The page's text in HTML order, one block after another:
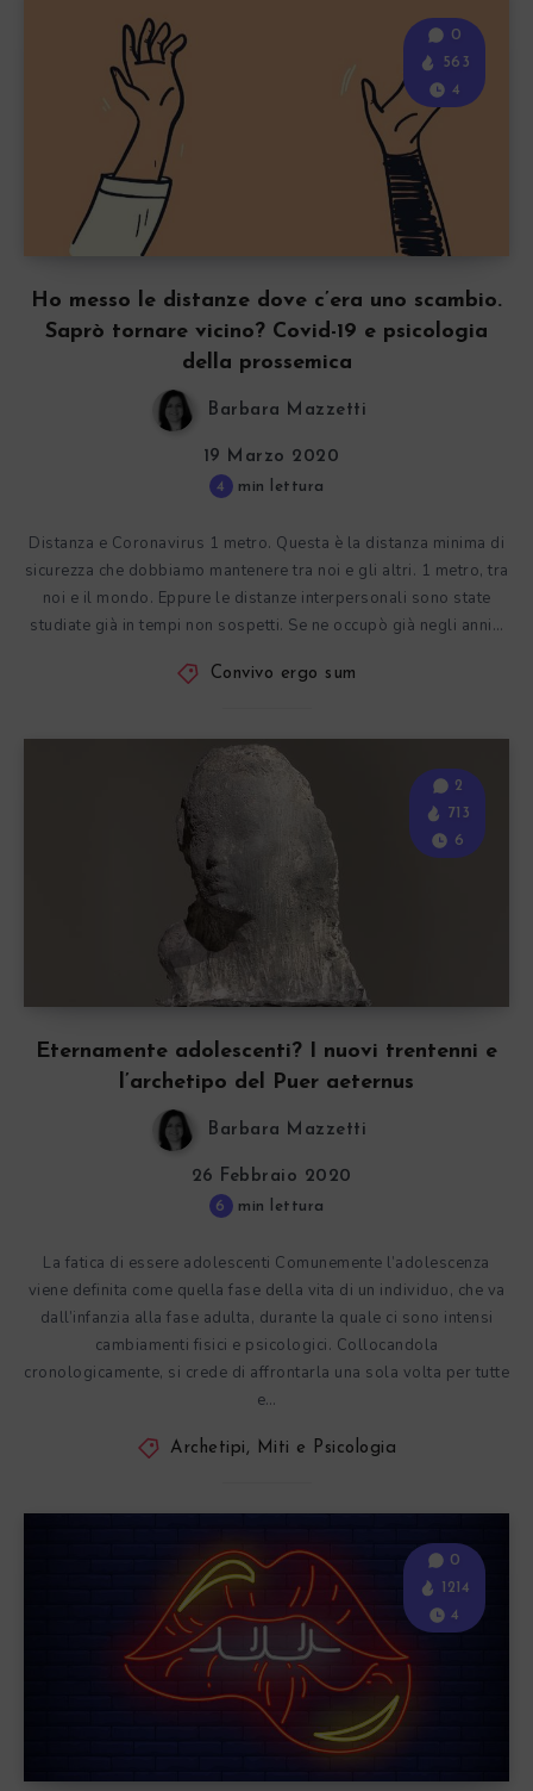
Ho messo le distanze dove c’era uno scambio.
Saprò tornare vicino? Covid-19 e psicologia
della prossemica
0
563
4
Barbara Mazzetti
19 Marzo 2020
4 min lettura
Distanza e Coronavirus 1 metro. Questa è la distanza minima di
sicurezza che dobbiamo mantenere tra noi e gli altri. 1 metro, tra
noi e il mondo. Eppure le distanze interpersonali sono state
studiate già in tempi non sospetti. Se ne occupò già negli anni…
Convivo ergo sum
Eternamente adolescenti? I nuovi trentenni e
l’archetipo del Puer aeternus
2
713
6
Barbara Mazzetti
26 Febbraio 2020
6 min lettura
La fatica di essere adolescenti Comunemente l’adolescenza
viene definita come quella fase della vita di un individuo, che va
dall’infanzia alla fase adulta, durante la quale ci sono intensi
cambiamenti fisici e psicologici. Collocandola
cronologicamente, si crede di affrontarla una sola volta per tutte
e…
Archetipi, Miti e Psicologia
0
1214
4